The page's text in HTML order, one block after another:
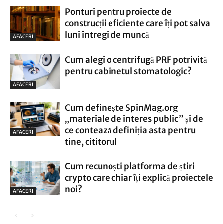
AFACERI
Ponturi pentru proiecte de
construcții eficiente care îți pot salva
luni întregi de muncă
AFACERI
Cum alegi o centrifugă PRF potrivită
pentru cabinetul stomatologic?
AFACERI
Cum definește SpinMag.org
„materiale de interes public” și de
ce contează definiția asta pentru
tine, cititorul
AFACERI
Cum recunoști platforma de știri
crypto care chiar îți explică proiectele
noi?